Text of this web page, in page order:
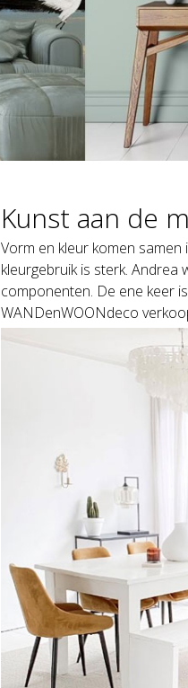
Kunst aan de
Vorm en kleur komen
kleurgebruik is sterk.
componenten. De ene keer
WANDenWOONdeco